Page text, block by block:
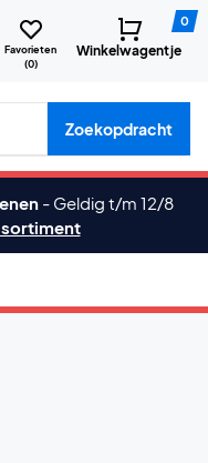
Favorieten
(0)
0
Winkelwagentje
etc.
Zoekopdracht
- Geldig t/m 12/8